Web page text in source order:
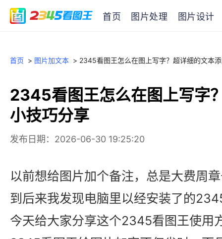
首页 图片处理 图片设计
首页 > 图片加文本 > 2345看图王怎么在图上写字？超详细的文本
2345看图王怎么在图上写字
小技巧分享
发布日期：2026-06-30 19:25:20
以前想给图片加个备注，总是大费周
到后来我发现电脑里以经安装了的
今天给大家分享这个2345看图王使用